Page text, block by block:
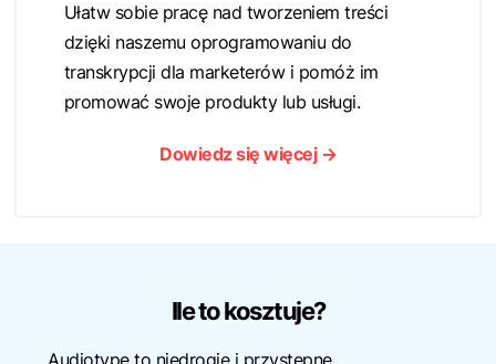
Ułatw sobie pracę nad tworzeniem treści
dzięki naszemu oprogramowaniu do
transkrypcji dla marketerów i pomóż im
promować swoje produkty lub usługi.
Dowiedz się więcej →
Ile to kosztuje?
Audiotype to niedrogie i przystępne